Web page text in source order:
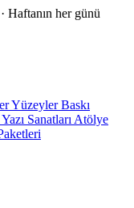
· Haftanın her günü
YüzeylerBaskı
Sanatları Atölye